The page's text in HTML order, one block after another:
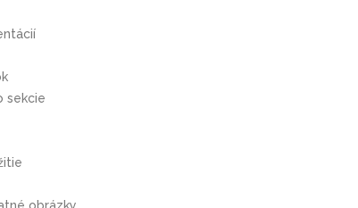
sekcie
obrázky